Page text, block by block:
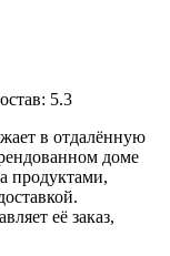
5.3
в отдалённую
доме
продуктами,
её заказ,